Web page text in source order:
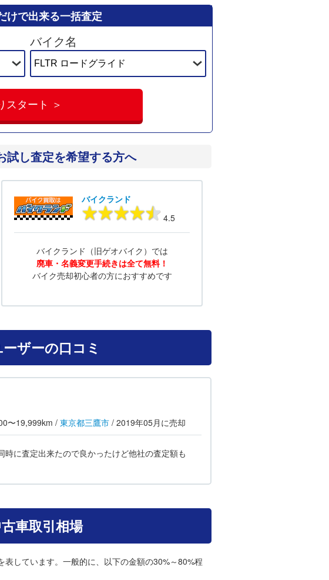
けで出来る一括査定
バイク名
スタート ＞
試し査定を希望する方へ
バイクランド
4.5
バイクランド（旧ゲオバイク）では
廃車・名義変更手続きは全て無料！
バイク売却初心者の方におすすめです
ザーの口コミ
〜19,999km / 東京都三鷹市 / 2019年05月 に売却
に査定出来たので良かったけど他社の査定額も
車取引相場
しています。一般的に、以下の金額の30%～80%程